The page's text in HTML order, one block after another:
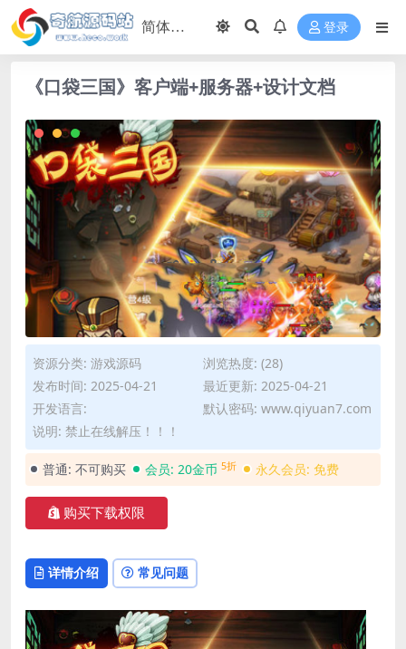
登录
《口袋三国》客户端+服务器+设计文档
资源分类: 游戏源码
浏览热度: (28)
发布时间: 2025-04-21
最近更新: 2025-04-21
开发语言:
默认密码: www.qiyuan7.com
说明: 禁止在线解压！！！
普通: 不可购买 会员: 20金币 5折 永久会员: 免费
购买下载权限
详情介绍 常见问题